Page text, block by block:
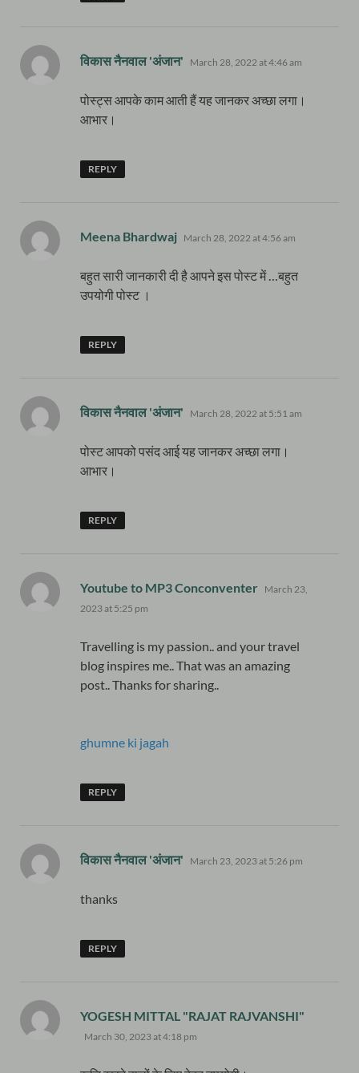
विकास नैनवाल 'अंजान' says:
March 28, 2022 at 4:46 am
पोस्ट्स आपके काम आती हैं यह जानकर अच्छा लगा।
आभार।
REPLY
Meena Bhardwaj says:
March 28, 2022 at 4:56 am
बहुत सारी जानकारी दी है आपने इस पोस्ट में …बहुत
उपयोगी पोस्ट ।
REPLY
विकास नैनवाल 'अंजान' says:
March 28, 2022 at 5:51 am
पोस्ट आपको पसंद आई यह जानकर अच्छा लगा।
आभार।
REPLY
Youtube to MP3 Conconventer says:
March 23,
2023 at 5:25 pm
Travelling is my passion.. and your travel
blog inspires me.. That was an amazing
post.. Thanks for sharing..
ghumne ki jagah
REPLY
विकास नैनवाल 'अंजान' says:
March 23, 2023 at 5:26 pm
thanks
REPLY
YOGESH MITTAL "RAJAT RAJVANSHI"
March 30, 2023 at 4:18 pm